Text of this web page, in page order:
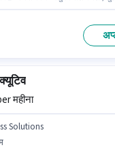
प्रोडक्ट डेमो होना अनिवार्य है।
महीना
Solutions